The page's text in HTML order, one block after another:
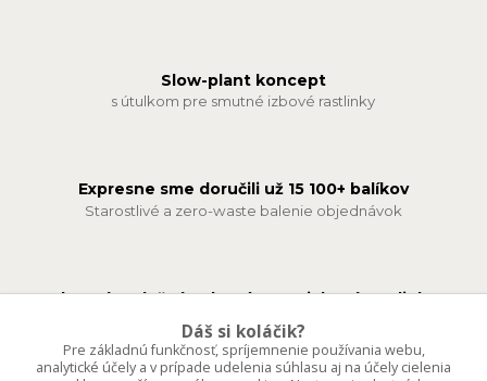
Slow-plant koncept
s útulkom pre smutné izbové rastlinky
Expresne sme doručili už 15 100+ balíkov
Starostlivé a zero-waste balenie objednávok
Vlastné vzdušné substráty pre izbové rastlinky
Dáš si koláčik?
Pre základnú funkčnosť, spríjemnenie používania webu,
analytické účely a v prípade udelenia súhlasu aj na účely cielenia